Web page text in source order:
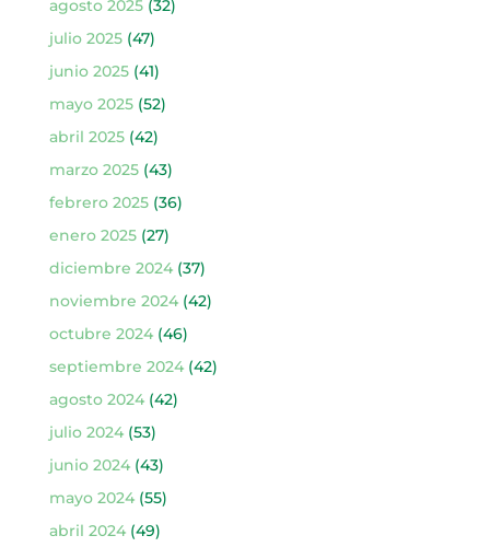
agosto 2025(32)
julio 2025(47)
junio 2025(41)
mayo 2025(52)
abril 2025(42)
marzo 2025(43)
febrero 2025(36)
enero 2025(27)
diciembre 2024(37)
noviembre 2024(42)
octubre 2024(46)
septiembre 2024(42)
agosto 2024(42)
julio 2024(53)
junio 2024(43)
mayo 2024(55)
abril 2024(49)